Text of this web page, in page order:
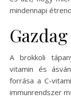
mindennapi
A brokkoli
vitamin és
forrása a C-
immunrendszer